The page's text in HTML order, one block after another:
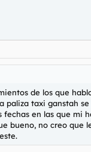
de los que
paliza taxi ganstah
fechas en las que mi
bueno, no creo que